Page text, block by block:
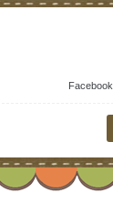
Facebook